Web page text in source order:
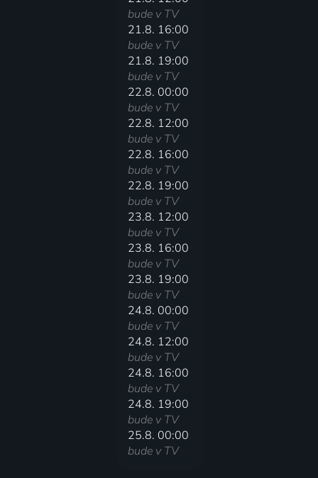
bude v TV
21.8. 16:00
bude v TV
21.8. 19:00
bude v TV
22.8. 00:00
bude v TV
22.8. 12:00
bude v TV
22.8. 16:00
bude v TV
22.8. 19:00
bude v TV
23.8. 12:00
bude v TV
23.8. 16:00
bude v TV
23.8. 19:00
bude v TV
24.8. 00:00
bude v TV
24.8. 12:00
bude v TV
24.8. 16:00
bude v TV
24.8. 19:00
bude v TV
25.8. 00:00
bude v TV